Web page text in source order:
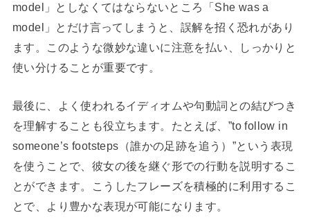
model」としなくてはならないところ「She was a
model」とだけ言ってしまうと、誤解を招く恐れがあり
ます。このような微妙な違いに注意を払い、しっかりと
使い分けることが重要です。
最後に、よく使われるイディオムや句動詞との結びつき
を理解することも役立ちます。たとえば、”to follow in
someone’s footsteps（誰かの足跡を追う）”という表現
を使うことで、彼女の後を継ぐ形での行動を説明するこ
とができます。こうしたフレーズを積極的に利用するこ
とで、より豊かな表現が可能になります。